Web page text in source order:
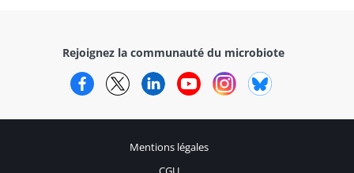
Rejoignez la communauté du microbiote
FacebookTwitterLinkedInYouTubeInstagram
Mentions légales